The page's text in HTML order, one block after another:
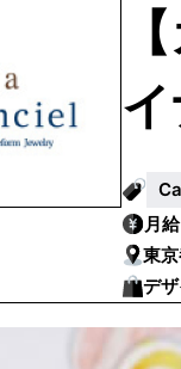
月給
東
デ